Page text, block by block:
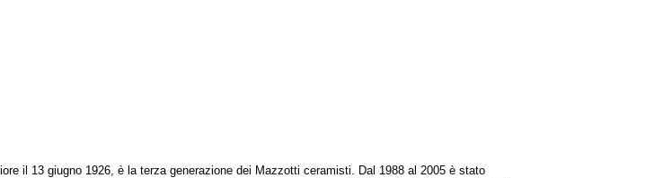
il 13 giugno 1926, è la terza generazione dei Mazzotti ceramisti. Dal 1988 al 2005 è stato